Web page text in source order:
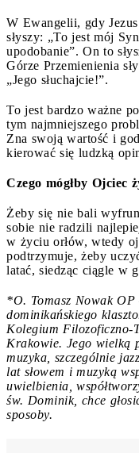
W Ewangelii, gdy
słyszy: „To jest mój
upodobanie”. On to
Górze Przemienienia
„Jego słuchajcie!”.
To jest bardzo ważne
tym najmniejszego
Zna swoją wartość i
kierować się ludzką
Czego mógłby Ojciec
Żeby się nie bali
sobie nie radzili
w życiu orłów, wtedy
podtrzymuje, żeby
latać, siedząc ciągle w
*O. Tomasz Nowak
dominikańskiego
Kolegium Filozoficzno-
Krakowie. Jego wielką
muzyka, szczególnie
lat słowem i muzyką
uwielbienia,
św. Dominik, chce
sposoby.